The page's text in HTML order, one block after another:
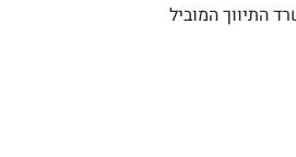
התיווך המוביל